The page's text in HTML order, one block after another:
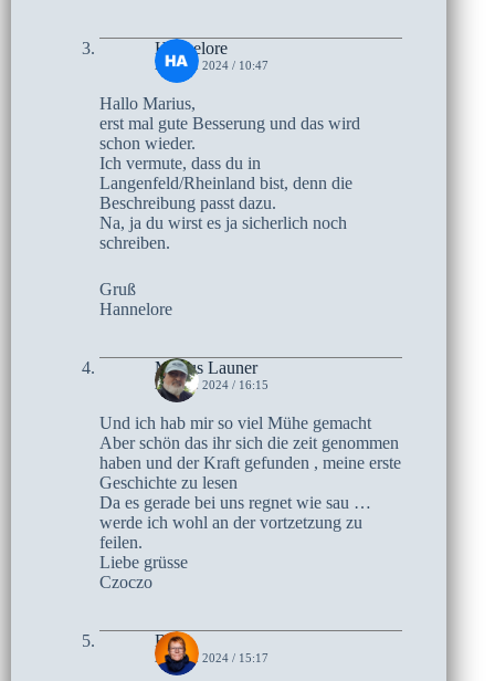
Hannelore
22. MAI 2024 / 10:47
Hallo Marius,
erst mal gute Besserung und das wird
schon wieder.
Ich vermute, dass du in
Langenfeld/Rheinland bist, denn die
Beschreibung passt dazu.
Na, ja du wirst es ja sicherlich noch
schreiben.
Gruß
Hannelore
Marius Launer
21. MAI 2024 / 16:15
Und ich hab mir so viel Mühe gemacht
Aber schön das ihr sich die zeit genommen
haben und der Kraft gefunden , meine erste
Geschichte zu lesen
Da es gerade bei uns regnet wie sau …
werde ich wohl an der vortzetzung zu
feilen.
Liebe grüsse
Czoczo
Birte
21. MAI 2024 / 15:17